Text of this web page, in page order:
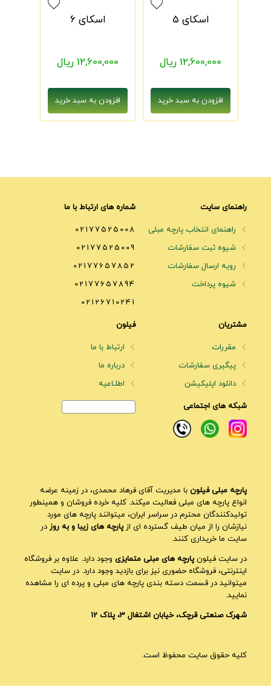
اسکای 5
12,600,000 ریال
اسکای 6
12,600,000 ریال
راهنمای سایت
راهنمای انتخاب پارچه مبلی
شیوه ثبت سفارشات
رویه ارسال سفارشات
شیوه پرداخت
شماره های ارتباط با ما
02177525008
02177525009
02177657852
02177657894
02126710241
مشتریان
مقررات
پیگیری سفارشات
دانلود اپلیکیشن
فیلون
ارتباط با ما
درباره ما
اطلـاعیه
شبکه های اجتماعی
پارچه مبلی فیلون با مدیریت آقای فرهاد محمدی، در زمینه عرضه
انواع پارچه های مبلی فعالیت میکند. کلیه خرده فروشان و همینطور
تولیدکنندگان محترم در سراسر ایران، میتوانند پارچه های مورد
نیازشان را از میان طیف گسترده ای ازپارچه های زیبا و به روز در
سایت ما خریداری کنند.
در سایت فیلونپارچه های مبلی متمایزی وجود دارد. علاوه بر فروشگاه
اینترنتی، فروشگاه حضوری نیز برای بازدید وجود دارد. در سایت
میتوانید در قسمت دسته بندی پارچه های مبلی و پرده ای را مشاهده
نمایید.
شهرک صنعتی قرچک، خیابان اشتغال 3، پلاک 12
کلیه حقوق سایت محفوظ است.